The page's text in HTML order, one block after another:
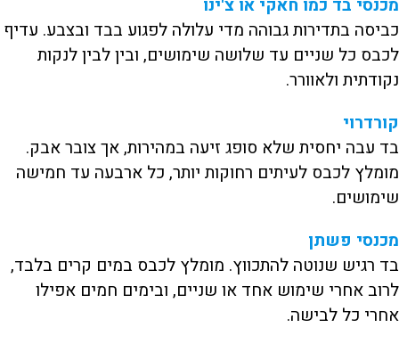
מכנסי בד כמו חאקי או צ'ינו
כביסה בתדירות גבוהה מדי עלולה לפגוע בבד ובצבע. עדיף
לכבס כל שניים עד שלושה שימושים, ובין לבין לנקות
נקודתית ולאוורר.
קורדרוי
בד עבה יחסית שלא סופג זיעה במהירות, אך צובר אבק.
מומלץ לכבס לעיתים רחוקות יותר, כל ארבעה עד חמישה
שימושים.
מכנסי פשתן
בד רגיש שנוטה להתכווץ. מומלץ לכבס במים קרים בלבד,
לרוב אחרי שימוש אחד או שניים, ובימים חמים אפילו
אחרי כל לבישה.